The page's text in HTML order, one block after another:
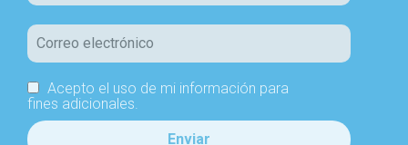
Acepto el uso de mi información para
fines adicionales.